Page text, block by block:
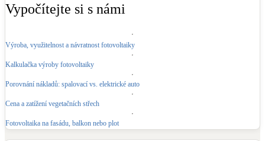
Vypočítejte si s námi
Výroba, využitelnost a návratnost fotovoltaiky
Kalkulačka výroby fotovoltaiky
Porovnání nákladů: spalovací vs. elektrické auto
Cena a zatížení vegetačních střech
Fotovoltaika na fasádu, balkon nebo plot